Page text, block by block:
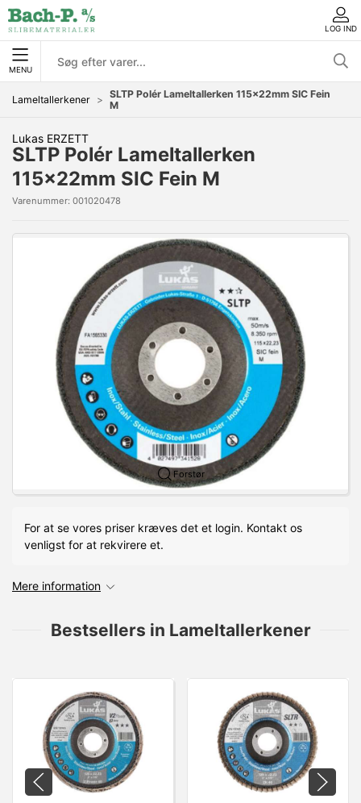
LOG IND
MENU
Lameltallerkener
SLTP Polér Lameltallerken 115x22mm SIC Fein
M
Lukas ERZETT
SLTP Polér Lameltallerken
115x22mm SIC Fein M
Varenummer: 001020478
Forstør
For at se vores priser kræves det et login. Kontakt os
venligst for at rekvirere et.
Mere information
Bestsellers in Lameltallerkener